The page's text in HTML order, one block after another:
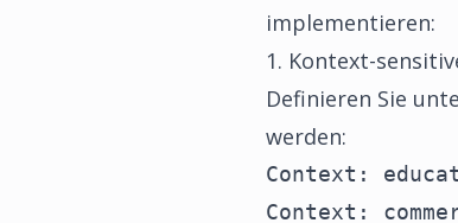
implementieren:
1. Kontext-
Definieren Sie
werden:
Context:
Context: